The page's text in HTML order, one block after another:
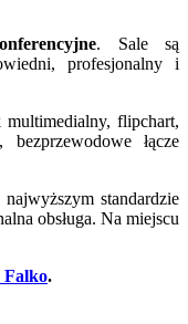
. Sale są
profesjonalny i
flipchart,
bezprzewodowe łącze
standardzie
obsługa. Na miejscu
Falko.